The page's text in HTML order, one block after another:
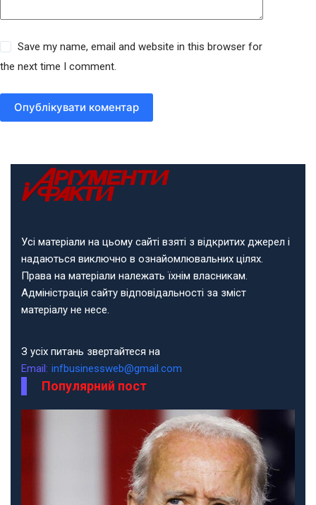
Save my name, email and website in this browser for
the next time I comment.
Опублікувати коментар
Усі матеріали на цьому сайті взяті з відкритих джерел і
надаються виключно в ознайомлювальних цілях.
Права на матеріали належать їхнім власникам.
Адміністрація сайту відповідальності за зміст
матеріалу не несе.
З усіх питань звертайтеся на
Email: infbusinessweb@gmail.com
Популярний пост